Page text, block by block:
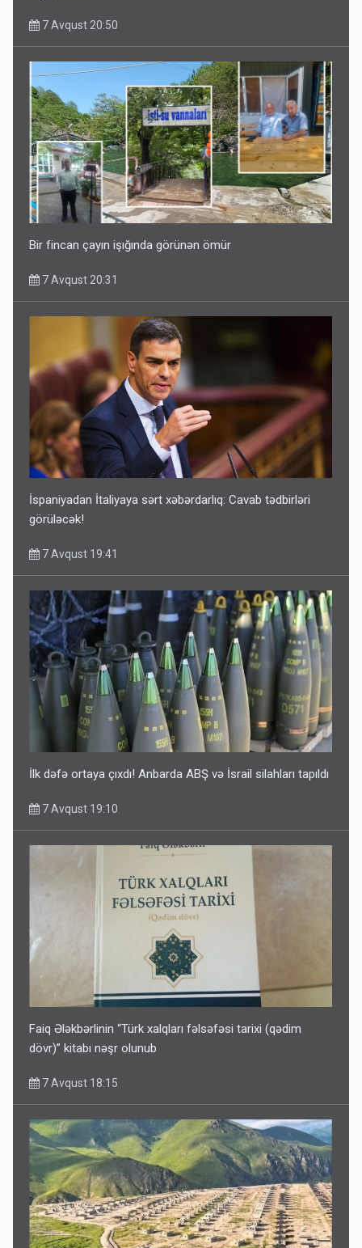
7 Avqust 20:50
Bir fincan çayın işığında görünən ömür
7 Avqust 20:31
İspaniyadan İtaliyaya sərt xəbərdarlıq: Cavab tədbirləri
görüləcək!
7 Avqust 19:41
İlk dəfə ortaya çıxdı! Anbarda ABŞ və İsrail silahları tapıldı
7 Avqust 19:10
Faiq Ələkbərlinin “Türk xalqları fəlsəfəsi tarixi (qədim
dövr)” kitabı nəşr olunub
7 Avqust 18:15